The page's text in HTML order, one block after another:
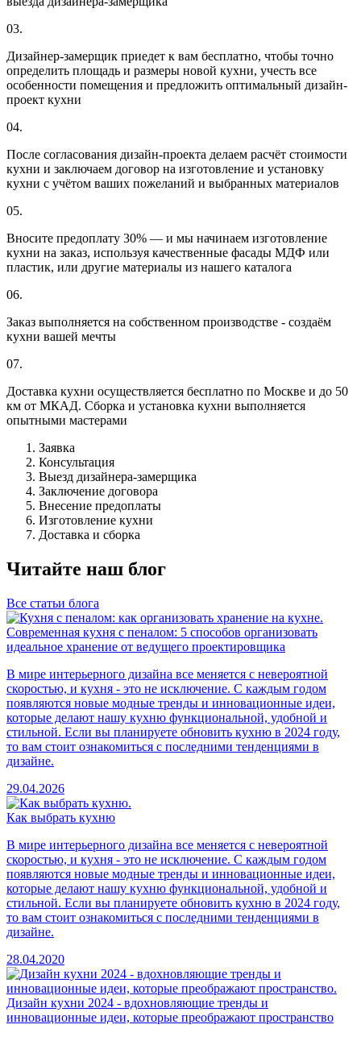
03.
Дизайнер-замерщик приедет к вам бесплатно, чтобы точно
определить площадь и размеры новой кухни, учесть все
особенности помещения и предложить оптимальный дизайн-
проект кухни
04.
После согласования дизайн-проекта делаем расчёт стоимости
кухни и заключаем договор на изготовление и установку
кухни с учётом ваших пожеланий и выбранных материалов
05.
Вносите предоплату 30% — и мы начинаем изготовление
кухни на заказ, используя качественные фасады МДФ или
пластик, или другие материалы из нашего каталога
06.
Заказ выполняется на собственном производстве - создаём
кухни вашей мечты
07.
Доставка кухни осуществляется бесплатно по Москве и до 50
км от МКАД. Сборка и установка кухни выполняется
опытными мастерами
Заявка
Консультация
Выезд дизайнера-замерщика
Заключение договора
Внесение предоплаты
Изготовление кухни
Доставка и сборка
Читайте наш блог
Все статьи блога
Современная кухня с пеналом: 5 способов организовать
идеальное хранение от ведущего проектировщика
В мире интерьерного дизайна все меняется с невероятной
скоростью, и кухня - это не исключение. С каждым годом
появляются новые модные тренды и инновационные идеи,
которые делают нашу кухню функциональной, удобной и
стильной. Если вы планируете обновить кухню в 2024 году,
то вам стоит ознакомиться с последними тенденциями в
дизайне.
29.04.2026
Как выбрать кухню
В мире интерьерного дизайна все меняется с невероятной
скоростью, и кухня - это не исключение. С каждым годом
появляются новые модные тренды и инновационные идеи,
которые делают нашу кухню функциональной, удобной и
стильной. Если вы планируете обновить кухню в 2024 году,
то вам стоит ознакомиться с последними тенденциями в
дизайне.
28.04.2020
Дизайн кухни 2024 - вдохновляющие тренды и
инновационные идеи, которые преображают пространство